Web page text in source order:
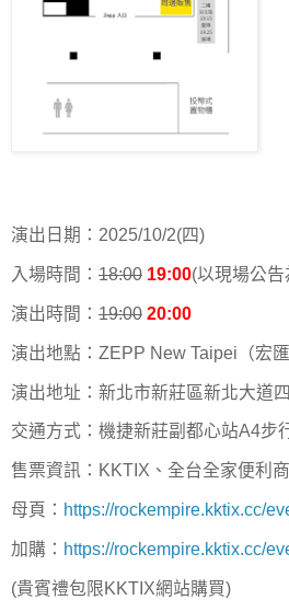
演出日期：2025/10/2(四)
入場時間： 18:00 19:00(以現場公告
演出時間： 19:00 20:00
演出地點：ZEPP New Taipei（宏匯
演出地址：新北市新莊區新北大道
交通方式：機捷新莊副都心站A4步
售票資訊：KKTIX、全台全家便利
母頁： https://rockempire.kktix.cc/
加購： https://rockempire.kktix.cc/
(貴賓禮包限KKTIX網站購買)